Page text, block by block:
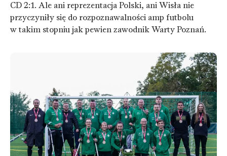
CD 2:1. Ale ani reprezentacja Polski, ani Wisła nie
przyczyniły się do rozpoznawalności amp futbolu
w takim stopniu jak pewien zawodnik Warty Poznań.